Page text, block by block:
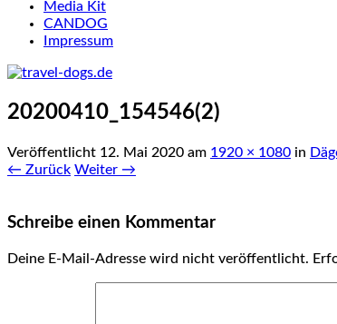
Media Kit
CANDOG
Impressum
20200410_154546(2)
Veröffentlicht 12. Mai 2020 am 1920 × 1080 in
← Zurück Weiter →
Schreibe einen Kommentar
Deine E-Mail-Adresse wird nicht veröffentlicht.